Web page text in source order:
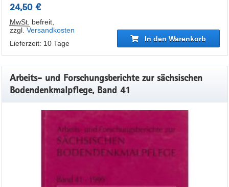
24,50 €
MwSt. befreit,
zzgl. Versandkosten
Lieferzeit: 10 Tage
In den Warenkorb
Arbeits- und Forschungsberichte zur sächsischen
Bodendenkmalpflege, Band 41